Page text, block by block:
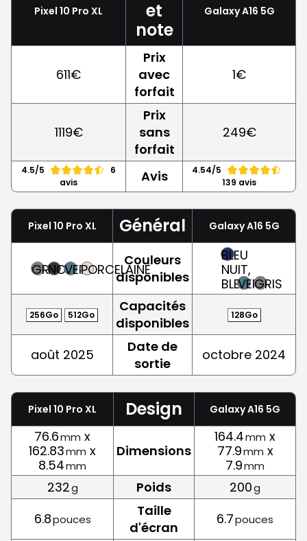
Pixel 10 Pro XL
et
note
Galaxy A16 5G
611€
Prix
avec
forfait
1€
1119€
Prix
sans
forfait
249€
4.5/5
6
avis
Avis
4.54/5
139 avis
Pixel 10 Pro XL Général Galaxy A16 5G
GRISNOIRVERTPORCELAINE
Couleurs
disponibles
BLEU
NUIT,
BLEUVERTGRIS
256Go 512Go
Capacités
disponibles
128Go
août 2025
Date de
sortie
octobre 2024
Pixel 10 Pro XL Design Galaxy A16 5G
76.6mm x
162.83mm x
8.54mm
Dimensions
164.4mm x
77.9mm x
7.9mm
232g Poids 200g
6.8pouces
Taille
d'écran
6.7pouces